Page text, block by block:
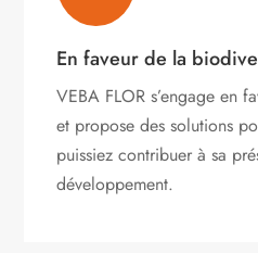
En faveur de la
VEBA FLOR s’engageen
et propose des solutions
puissiez contribuer à sa
développement.